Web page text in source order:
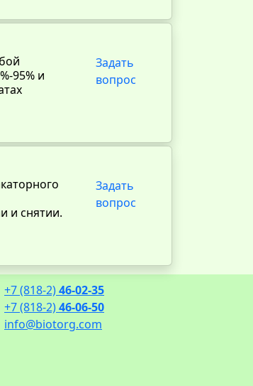
95% и
Задать
вопрос
и снятии.
Задать
вопрос
+7 (818-2)46-02-35
+7 (818-2)46-06-50
info@biotorg.com